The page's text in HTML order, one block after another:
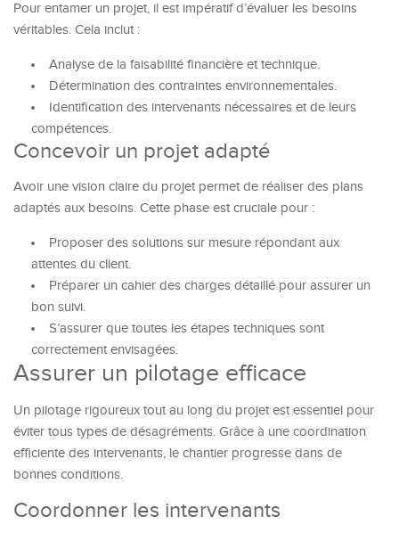
Pour entamer un projet, il est impératif d’évaluer les besoins
véritables. Cela inclut :
Analyse de la faisabilité financière et technique.
Détermination des contraintes environnementales.
Identification des intervenants nécessaires et de leurs
compétences.
Concevoir un projet adapté
Avoir une vision claire du projet permet de réaliser des plans
adaptés aux besoins. Cette phase est cruciale pour :
Proposer des solutions sur mesure répondant aux
attentes du client.
Préparer un cahier des charges détaillé pour assurer un
bon suivi.
S’assurer que toutes les étapes techniques sont
correctement envisagées.
Assurer un pilotage efficace
Un pilotage rigoureux tout au long du projet est essentiel pour
éviter tous types de désagréments. Grâce à une coordination
efficiente des intervenants, le chantier progresse dans de
bonnes conditions.
Coordonner les intervenants